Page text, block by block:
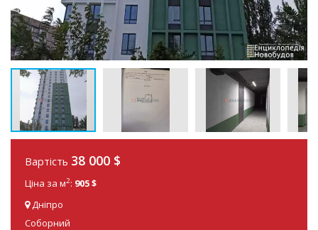
Вартість 38 000 $
Ціна за м2: 905 $
Дніпро
Соборний